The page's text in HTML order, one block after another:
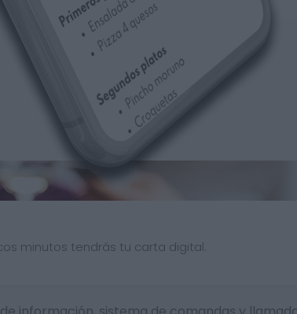
minutos tendrás tu carta digital.